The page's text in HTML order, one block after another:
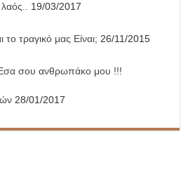
λαός.. 19/03/2017
τραγικό μας Είναι; 26/11/2015
σου ανθρωπάκο μου !!!
28/01/2017